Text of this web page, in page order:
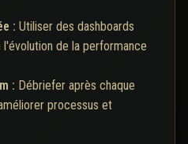
: Utiliser des dashboards
de la performance
: Débriefer après chaque
processus et